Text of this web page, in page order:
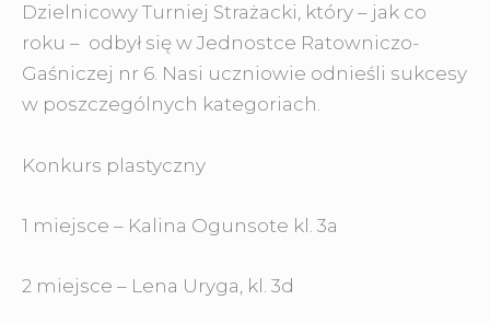
Dzielnicowy Turniej Strażacki, który – jak co
roku – odbył się w Jednostce Ratowniczo-
Gaśniczej nr 6. Nasi uczniowie odnieśli sukcesy
w poszczególnych kategoriach.
Konkurs plastyczny
1 miejsce – Kalina Ogunsote kl. 3a
2 miejsce – Lena Uryga, kl. 3d